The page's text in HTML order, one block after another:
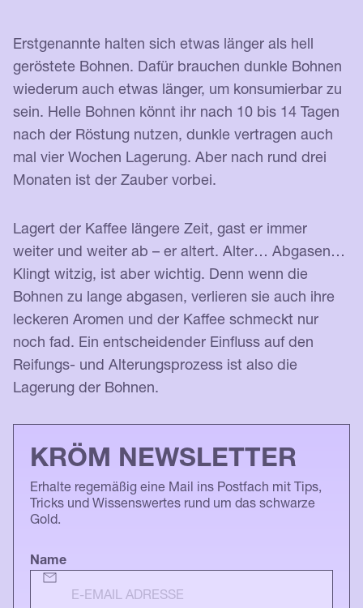
Erstgenannte halten sich etwas länger als hell
geröstete Bohnen. Dafür brauchen dunkle Bohnen
wiederum auch etwas länger, um konsumierbar zu
sein. Helle Bohnen könnt ihr nach 10 bis 14 Tagen
nach der Röstung nutzen, dunkle vertragen auch
mal vier Wochen Lagerung. Aber nach rund drei
Monaten ist der Zauber vorbei.
Lagert der Kaffee längere Zeit, gast er immer
weiter und weiter ab – er altert. Alter… Abgasen…
Klingt witzig, ist aber wichtig. Denn wenn die
Bohnen zu lange abgasen, verlieren sie auch ihre
leckeren Aromen und der Kaffee schmeckt nur
noch fad. Ein entscheidender Einfluss auf den
Reifungs- und Alterungsprozess ist also die
Lagerung der Bohnen.
KRÖM NEWSLETTER
Erhalte regemäßig eine Mail ins Postfach mit Tips,
Tricks und Wissenswertes rund um das schwarze
Gold.
Name